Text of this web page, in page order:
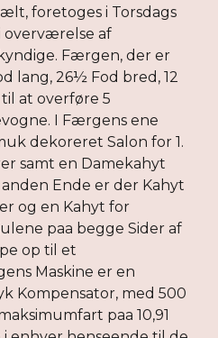
foretoges i Torsdags
overværelse af
Færgen, der er
lang, 26½ Fod bred, 12
at overføre 5
I Færgens ene
dekoreret Salon for 1.
samt en Damekahyt
Ende er der Kahyt
og en Kahyt for
paa begge Sider af
op til et
Maskine er en
Kompensator, med 500
paa 10,91